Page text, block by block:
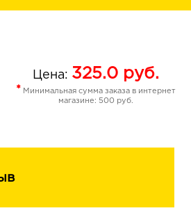
Цена: 325.0 руб.
* Минимальная сумма заказа в интернет
магазине: 500 руб.